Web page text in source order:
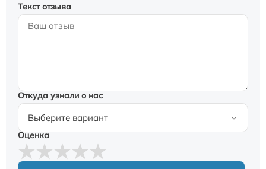
Текст отзыва
Откуда узнали о нас
Оценка